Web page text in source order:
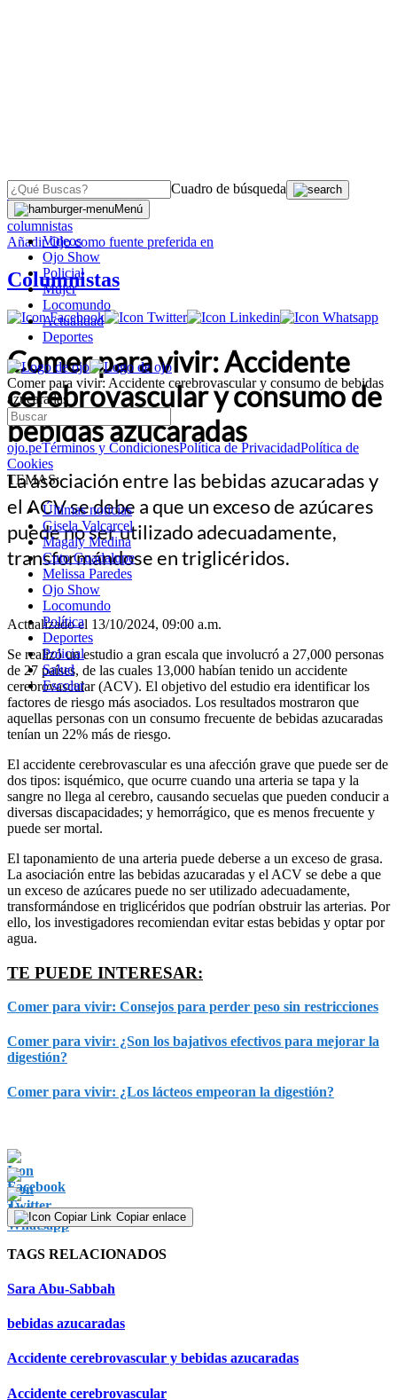
Cuadro de búsqueda
Menú
Videos
Ojo Show
Policial
Mujer
Locomundo
Actualidad
Deportes
Comer para vivir: Accidente cerebrovascular y consumo de bebidas
azucaradas
ojo.peTérminos y CondicionesPolítica de PrivacidadPolítica de
Cookies
TEMAS:
Últimas noticias
Gisela Valcarcel
Magaly Medina
Cuto Guadalupe
Melissa Paredes
Ojo Show
Locomundo
Política
Deportes
Policial
Salud
Escolar
OJO
columnistas
AñadirOjocomo fuente preferida en
Columnistas
Comer para vivir: Accidente
cerebrovascular y consumo de
bebidas azucaradas
La asociación entre las bebidas azucaradas y
el ACV se debe a que un exceso de azúcares
puede no ser utilizado adecuadamente,
transformándose en triglicéridos.
Actualizado el 13/10/2024, 09:00 a.m.
Se realizó un estudio a gran escala que involucró a 27,000 personas
de 27 países, de las cuales 13,000 habían tenido un accidente
cerebrovascular (ACV). El objetivo del estudio era identificar los
factores de riesgo más asociados. Los resultados mostraron que
aquellas personas con un consumo frecuente de bebidas azucaradas
tenían un 22% más de riesgo.
El accidente cerebrovascular es una afección grave que puede ser de
dos tipos: isquémico, que ocurre cuando una arteria se tapa y la
sangre no llega al cerebro, causando secuelas que pueden conducir a
diversas discapacidades; y hemorrágico, que es menos frecuente y
puede ser mortal.
El taponamiento de una arteria puede deberse a un exceso de grasa.
La asociación entre las bebidas azucaradas y el ACV se debe a que
un exceso de azúcares puede no ser utilizado adecuadamente,
transformándose en triglicéridos que podrían obstruir las arterias. Por
ello, los investigadores recomiendan evitar estas bebidas y optar por
agua.
TE PUEDE INTERESAR:
Comer para vivir: Consejos para perder peso sin restricciones
Comer para vivir: ¿Son los bajativos efectivos para mejorar la
digestión?
Comer para vivir: ¿Los lácteos empeoran la digestión?
Copiar enlace
TAGS RELACIONADOS
Sara Abu-Sabbah
bebidas azucaradas
Accidente cerebrovascular y bebidas azucaradas
Accidente cerebrovascular